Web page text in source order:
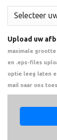
Upload uw
maximale grootte
en .eps-files
optie leeg laten
mail naar ons